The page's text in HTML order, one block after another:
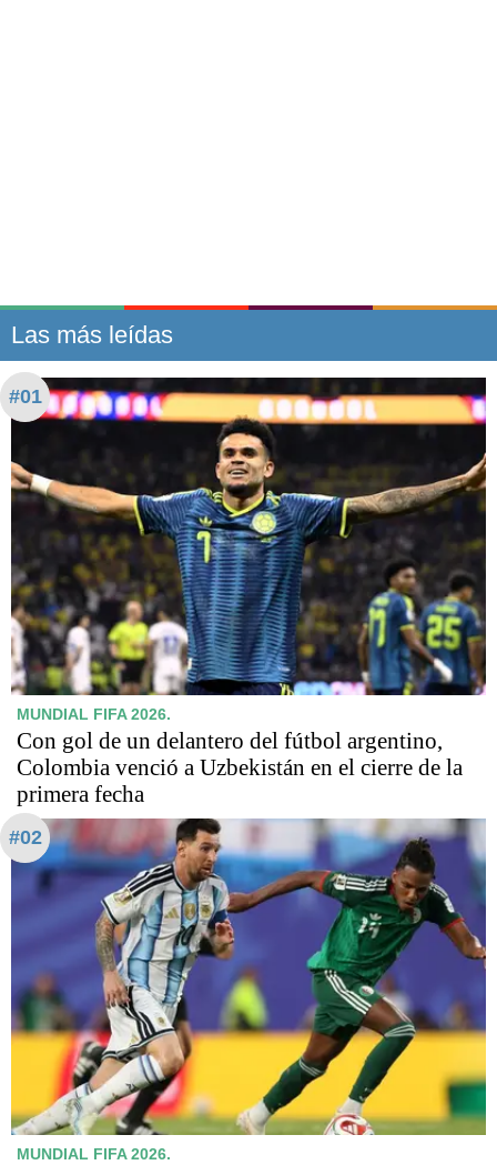
Las más leídas
#01
MUNDIAL FIFA 2026.
Con gol de un delantero del fútbol argentino,
Colombia venció a Uzbekistán en el cierre de la
primera fecha
#02
MUNDIAL FIFA 2026.